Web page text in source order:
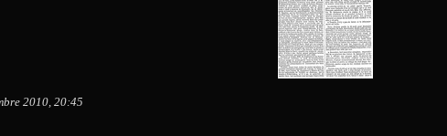
2010, 20:45